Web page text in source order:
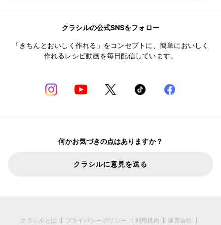
クラシルの公式SNSをフォロー
「きちんとおいしく作れる」をコンセプトに、簡単においしく
作れるレシピ動画を毎日配信しています。
何かお気づきの点はありますか？
クラシルに意見を送る
クラシルとは プライバシーポリシー 利用規約 運営会社